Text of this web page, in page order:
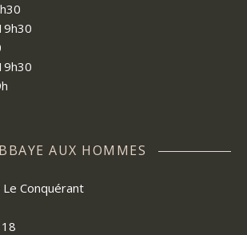
AUX HOMMES
Le Conquérant